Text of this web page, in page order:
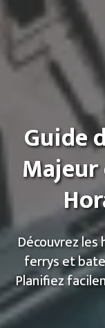
Guide
Découvrez
ferrys et
Planifiez